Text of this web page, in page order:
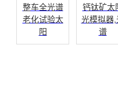
整车全光谱
老化试验太
阳
钙钛矿太
光模拟器,
谱